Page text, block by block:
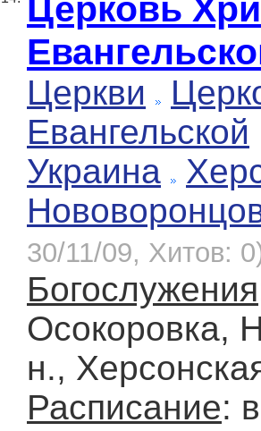
Церковь
Церкви
Евангельской
Украина
30/11/09, Хитов:
Богослужения
Осокоровка,
н.,
Расписание: